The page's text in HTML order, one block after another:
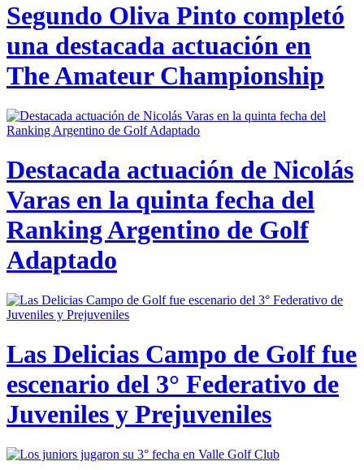
Segundo Oliva Pinto completó
una destacada actuación en
The Amateur Championship
Destacada actuación de Nicolás
Varas en la quinta fecha del
Ranking Argentino de Golf
Adaptado
Las Delicias Campo de Golf fue
escenario del 3° Federativo de
Juveniles y Prejuveniles